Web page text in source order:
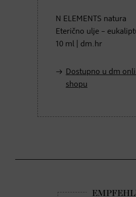
N ELEMENTS natura
Eterično ulje –
10 ml | dm.hr
Dostupno u dm
shopu